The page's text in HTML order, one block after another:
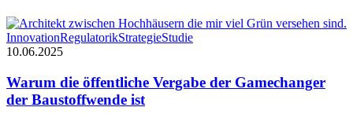
Warum
die
Vergabe
der
Gamechanger
InnovationRegulatorikStrategieStudie
10.06.2025
Warum die öffentliche Vergabe der Gamechanger
der Baustoffwende ist